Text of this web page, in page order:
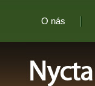
O nás